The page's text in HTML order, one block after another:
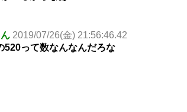
2019/07/26(金) 21:56:46.42
520って数なんなんだろな